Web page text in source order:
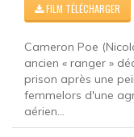
FILM TÉLÉCHARGER
Cameron Poe
ancien « ranger »
prison après une
femmelors d'une
aérien...